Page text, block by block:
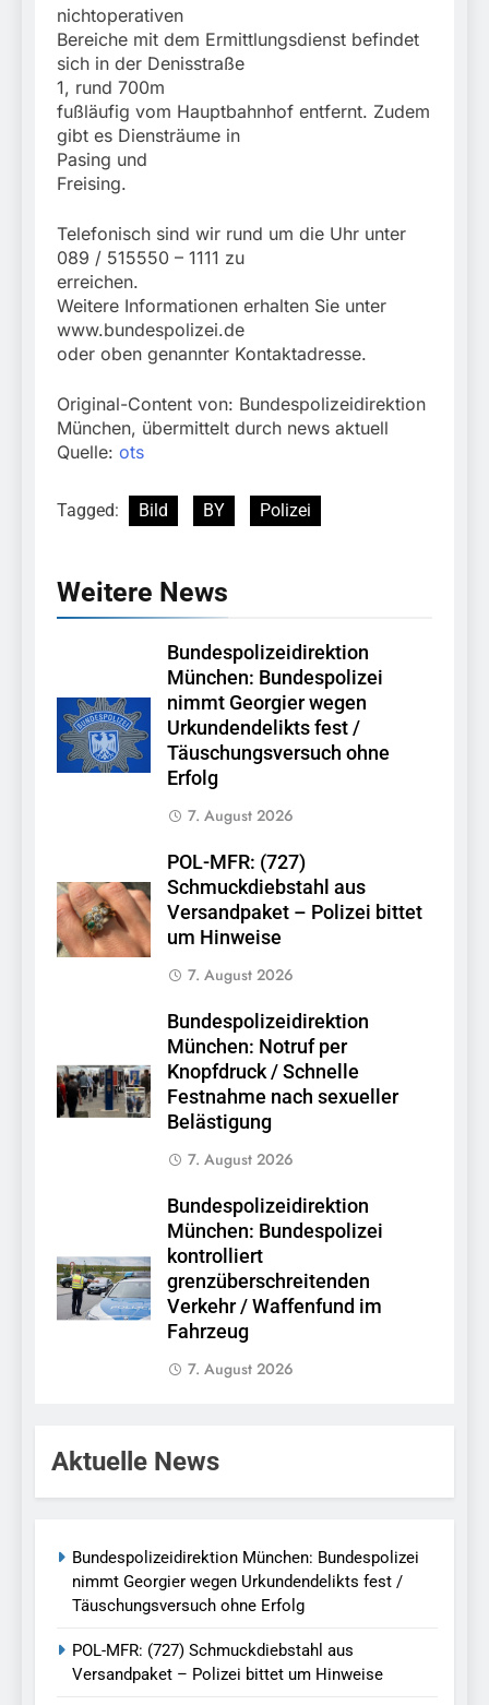
nichtoperativen
Bereiche mit dem Ermittlungsdienst befindet
sich in der Denisstraße
1, rund 700m
fußläufig vom Hauptbahnhof entfernt. Zudem
gibt es Diensträume in
Pasing und
Freising.
Telefonisch sind wir rund um die Uhr unter
089 / 515550 – 1111 zu
erreichen.
Weitere Informationen erhalten Sie unter
www.bundespolizei.de
oder oben genannter Kontaktadresse.
Original-Content von: Bundespolizeidirektion
München, übermittelt durch news aktuell
Quelle: ots
Tagged: Bild BY Polizei
Weitere News
Bundespolizeidirektion
München: Bundespolizei
nimmt Georgier wegen
Urkundendelikts fest /
Täuschungsversuch ohne
Erfolg
7. August 2026
POL-MFR: (727)
Schmuckdiebstahl aus
Versandpaket – Polizei bittet
um Hinweise
7. August 2026
Bundespolizeidirektion
München: Notruf per
Knopfdruck / Schnelle
Festnahme nach sexueller
Belästigung
7. August 2026
Bundespolizeidirektion
München: Bundespolizei
kontrolliert
grenzüberschreitenden
Verkehr / Waffenfund im
Fahrzeug
7. August 2026
Aktuelle News
Bundespolizeidirektion München: Bundespolizei
nimmt Georgier wegen Urkundendelikts fest /
Täuschungsversuch ohne Erfolg
POL-MFR: (727) Schmuckdiebstahl aus
Versandpaket – Polizei bittet um Hinweise